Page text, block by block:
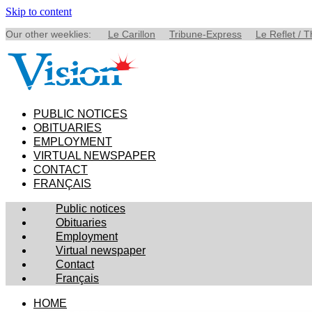
Skip to content
Our other weeklies: Le Carillon Tribune-Express Le Reflet /
PUBLIC NOTICES
OBITUARIES
EMPLOYMENT
VIRTUAL NEWSPAPER
CONTACT
FRANÇAIS
Public notices
Obituaries
Employment
Virtual newspaper
Contact
Français
HOME